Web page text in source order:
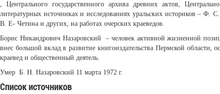
, Центрального государственного архива древних актов,
литературных источниках и исследованиях уральских историков –
В. Е- Четина и других, на работах очерских краеведов.
Борис Никандрович Назаровский – человек активной жизненной
внес большой вклад в развитие книгоиздательства Пермской области,
краевед и общественный деятель.
Умер Б. Н. Назаровский 11 марта 1972 г.
Список источников